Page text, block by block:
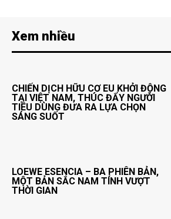
Xem nhiều
CHIẾN DỊCH HỮU CƠ EU KHỞI ĐỘNG
TẠI VIỆT NAM, THÚC ĐẨY NGƯỜI
TIÊU DÙNG ĐƯA RA LỰA CHỌN
SÁNG SUỐT
LOEWE ESENCIA – BA PHIÊN BẢN,
MỘT BẢN SẮC NAM TÍNH VƯỢT
THỜI GIAN